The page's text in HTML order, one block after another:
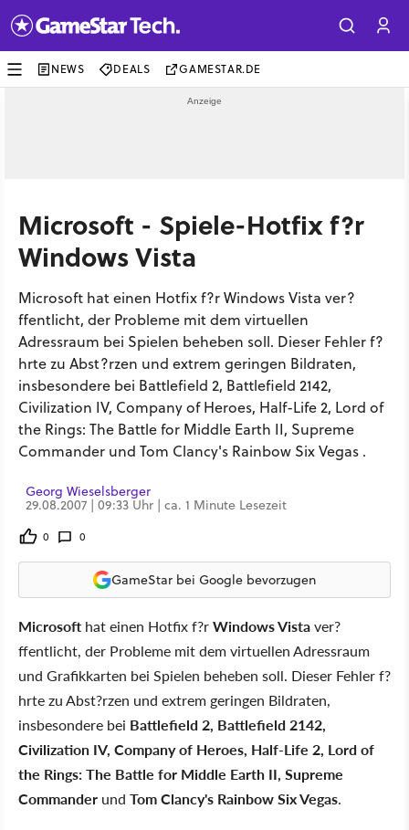
NEWS DEALS GAMESTAR.DE
Microsoft - Spiele-Hotfix f?r
Windows Vista
Microsoft hat einen Hotfix f?r Windows Vista ver?
ffentlicht, der Probleme mit dem virtuellen
Adressraum bei Spielen beheben soll. Dieser Fehler f?
hrte zu Abst?rzen und extrem geringen Bildraten,
insbesondere bei Battlefield 2, Battlefield 2142,
Civilization IV, Company of Heroes, Half-Life 2, Lord of
the Rings: The Battle for Middle Earth II, Supreme
Commander und Tom Clancy's Rainbow Six Vegas .
Georg Wieselsberger
29.08.2007 | 09:33 Uhr | ca. 1 Minute Lesezeit
0 0
GameStar bei Google bevorzugen
Microsoft hat einen Hotfix f?rWindows Vistaver?
ffentlicht, der Probleme mit dem virtuellen Adressraum
und Grafikkarten bei Spielen beheben soll. Dieser Fehler f?
hrte zu Abst?rzen und extrem geringen Bildraten,
insbesondere bei Battlefield 2, Battlefield 2142,
Civilization IV, Company of Heroes, Half-Life 2, Lord of
the Rings: The Battle for Middle Earth II, Supreme
Commander und Tom Clancy's Rainbow Six Vegas.